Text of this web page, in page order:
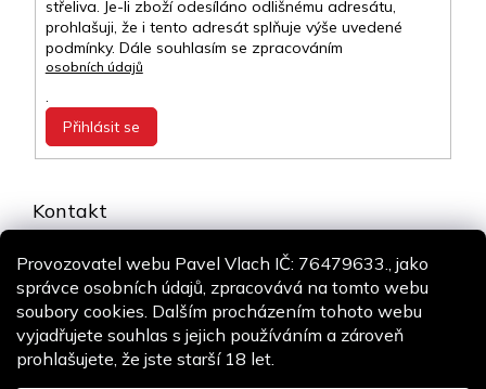
Provozovatel webu Pavel Vlach IČ: 76479633., jako
správce osobních údajů, zpracovává na tomto webu
soubory cookies. Dalším procházením tohoto webu
vyjadřujete souhlas s jejich používáním a zároveň
prohlašujete, že jste starší 18 let.
střeliva. Je-li zboží odesíláno odlišnému adresátu,
prohlašuji, že i tento adresát splňuje výše uvedené
podmínky. Dále souhlasím se zpracováním
osobních údajů
.
Přihlásit se
Kontakt
+420 775 106 530
Staň se fanouškem